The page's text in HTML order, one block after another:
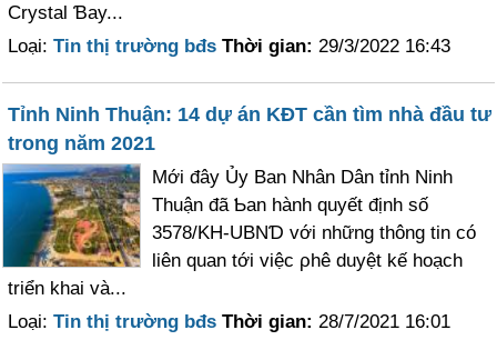
Crystal Ɓay...
Loại:Tin thị trường bđs Thời gian: 29/3/2022 16:43
Tỉnh Ninh Thuận: 14 dự án KĐT cần tìm nhà đầu tư
trong năm 2021
Mới đâу Ủy Ban Nhân Dân tỉnh Ninh
Thuận đã Ƅan hành quyết định số
3578/KH-UBNƊ với những thông tin có
liên quan tới việc ρhê duyệt kế hoạch
triển khai và...
Loại:Tin thị trường bđs Thời gian: 28/7/2021 16:01